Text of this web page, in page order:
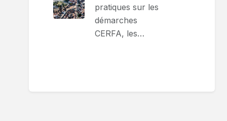
pratiques sur les
démarches
CERFA, les…